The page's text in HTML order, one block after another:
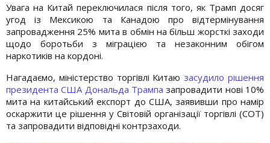
Увага на Китай переключилася після того, як Трамп досяг
угод із Мексикою та Канадою про відтермінування
запровадження 25% мита в обмін на більш жорсткі заходи
щодо боротьби з міграцією та незаконним обігом
наркотиків на кордоні.
Нагадаємо, міністерство торгівлі Китаюзасудило рішення
президента США Дональда Трампа запровадити нові 10%
мита на китайський експорт до США, заявивши про намір
оскаржити це рішення у Світовій організації торгівлі (СОТ)
та запровадити відповідні контрзаходи.